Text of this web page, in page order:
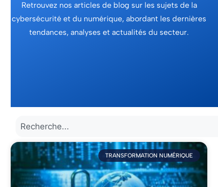
Retrouvez nos articles de blog sur les sujets de la
cybersécurité et du numérique, abordant les dernières
tendances, analyses et actualités du secteur.
TRANSFORMATION NUMÉRIQUE